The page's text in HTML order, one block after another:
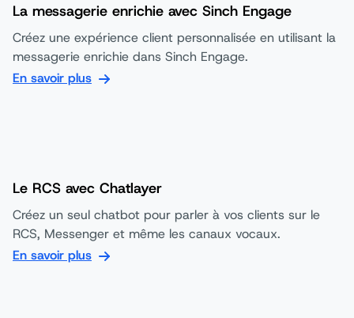
La messagerie enrichie avec Sinch Engage
Créez une expérience client personnalisée en utilisant la
messagerie enrichie dans Sinch Engage.
En savoir plus
Le RCS avec Chatlayer
Créez un seul chatbot pour parler à vos clients sur le
RCS, Messenger et même les canaux vocaux.
En savoir plus